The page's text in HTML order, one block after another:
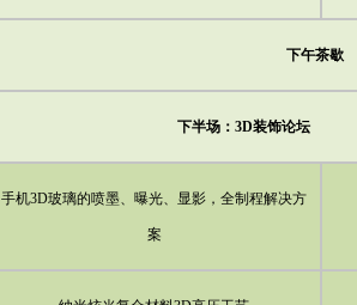
下午茶歇
下半场：3D装饰论坛
手机3D玻璃的喷墨、曝光、显影，全制程解决方
案